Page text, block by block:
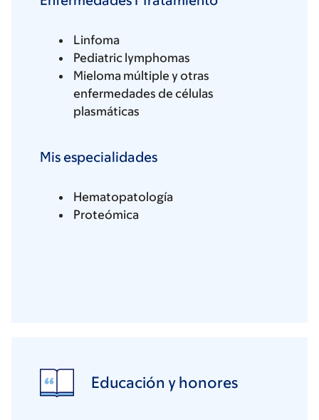
Linfoma
Pediatric lymphomas
Mieloma múltiple y otras
enfermedades de células
plasmáticas
Mis especialidades
Hematopatología
Proteómica
Educación y honores